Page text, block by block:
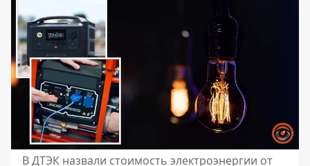
В ДТЭК назвали стоимость электроэнергии от